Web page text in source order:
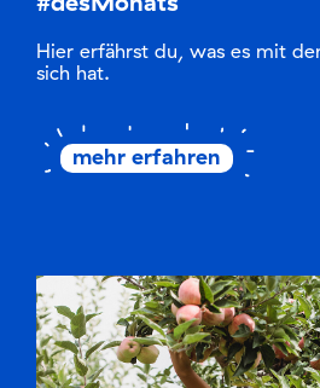
Hier erfährst du, was es mit
sich hat.
mehr erfahren